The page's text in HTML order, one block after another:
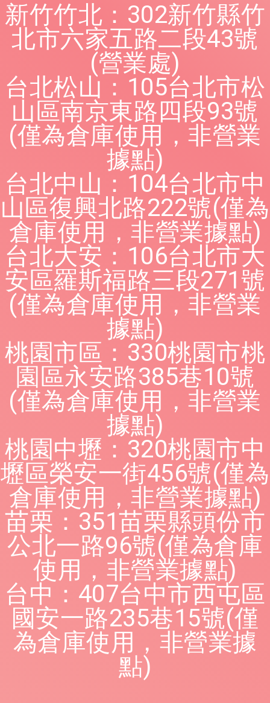
新竹竹北：302新竹縣竹
北市六家五路二段43號
(營業處)
台北松山：105台北市松
山區南京東路四段93號
(僅為倉庫使用，非營業
據點)
台北中山：104台北市中
山區復興北路222號(僅為
倉庫使用，非營業據點)
台北大安：106台北市大
安區羅斯福路三段271號
(僅為倉庫使用，非營業
據點)
桃園市區：330桃園市桃
園區永安路385巷10號
(僅為倉庫使用，非營業
據點)
桃園中壢：320桃園市中
壢區榮安一街456號(僅為
倉庫使用，非營業據點)
苗栗：351苗栗縣頭份市
公北一路96號(僅為倉庫
使用，非營業據點)
台中：407台中市西屯區
國安一路235巷15號(僅
為倉庫使用，非營業據
點)